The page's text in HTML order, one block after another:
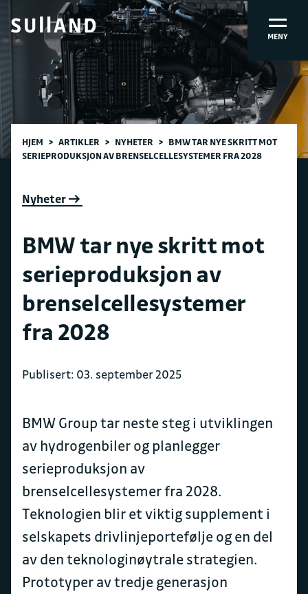
MENY
HJEM > ARTIKLER > NYHETER > BMW TAR NYE SKRITT MOT
SERIEPRODUKSJON AV BRENSELCELLESYSTEMER FRA 2028
Nyheter
BMW tar nye skritt mot
serieproduksjon av
brenselcellesystemer
fra 2028
Publisert: 03. september 2025
BMW Group tar neste steg i utviklingen
av hydrogenbiler og planlegger
serieproduksjon av
brenselcellesystemer fra 2028.
Teknologien blir et viktig supplement i
selskapets drivlinjeportefølje og en del
av den teknologinøytrale strategien.
Prototyper av tredje generasjon